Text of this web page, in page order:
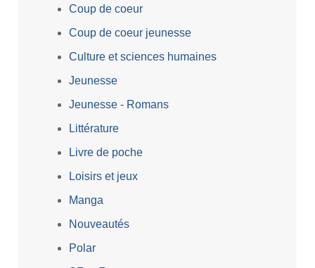
Coup de coeur
Coup de coeur jeunesse
Culture et sciences humaines
Jeunesse
Jeunesse - Romans
Littérature
Livre de poche
Loisirs et jeux
Manga
Nouveautés
Polar